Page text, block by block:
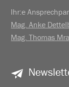
Ihr:e
Mag. Anke
Mag. Thomas